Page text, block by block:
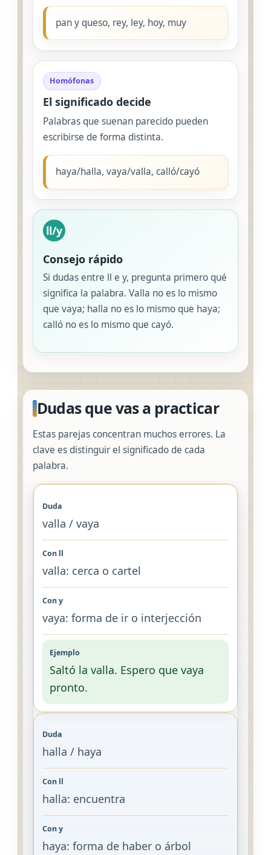
pan y queso, rey, ley, hoy, muy
Homófonas
El significado decide
Palabras que suenan parecido pueden
escribirse de forma distinta.
haya/halla, vaya/valla, calló/cayó
ll/y
Consejo rápido
Si dudas entre ll e y, pregunta primero qué
significa la palabra. Valla no es lo mismo
que vaya; halla no es lo mismo que haya;
calló no es lo mismo que cayó.
Dudas que vas a practicar
Estas parejas concentran muchos errores. La
clave es distinguir el significado de cada
palabra.
valla / vaya
valla: cerca o cartel
vaya: forma de ir o interjección
Saltó la valla. Espero que vaya
pronto.
halla / haya
halla: encuentra
haya: forma de haber o árbol